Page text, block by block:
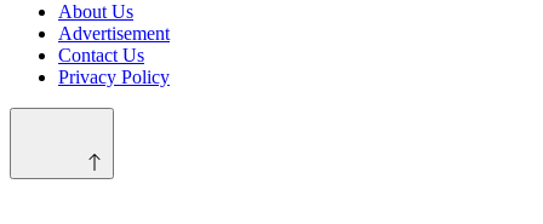
About Us
Advertisement
Contact Us
Privacy Policy